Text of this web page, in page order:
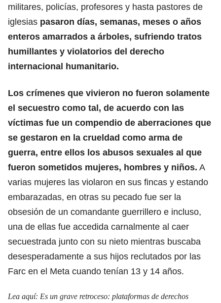
militares, policías, profesores y hasta pastores de
iglesias pasaron días, semanas, meses o años
enteros amarrados a árboles, sufriendo tratos
humillantes y violatorios del derecho
internacional humanitario.
Los crímenes que vivieron no fueron solamente
el secuestro como tal, de acuerdo con las
víctimas fue un compendio de aberraciones que
se gestaron en la crueldad como arma de
guerra, entre ellos los abusos sexuales al que
fueron sometidos mujeres, hombres y niños. A
varias mujeres las violaron en sus fincas y estando
embarazadas, en otras su pecado fue ser la
obsesión de un comandante guerrillero e incluso,
una de ellas fue accedida carnalmente al caer
secuestrada junto con su nieto mientras buscaba
desesperadamente a sus hijos reclutados por las
Farc en el Meta cuando tenían 13 y 14 años.
Lea aquí: Es un grave retroceso: plataformas de derechos